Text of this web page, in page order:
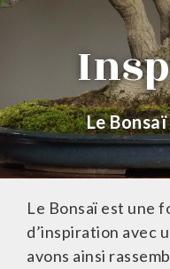
Le
Le Bonsaï est une
d’inspiration avec
avons ainsi